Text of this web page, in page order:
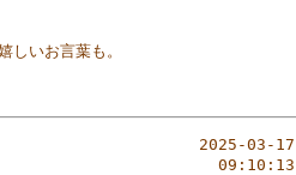
しいお言葉も。
2025-03-17
09:10:13